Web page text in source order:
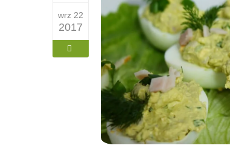
wrz 22
2017